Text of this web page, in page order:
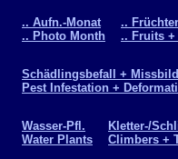
.. Aufn.-Monat
.. Photo Month
..
.. Fruits +
Schädlingsbefall +
Pest Infestation +
Wasser-Pfl.
Water Plants
Kletter-/
Climbers +